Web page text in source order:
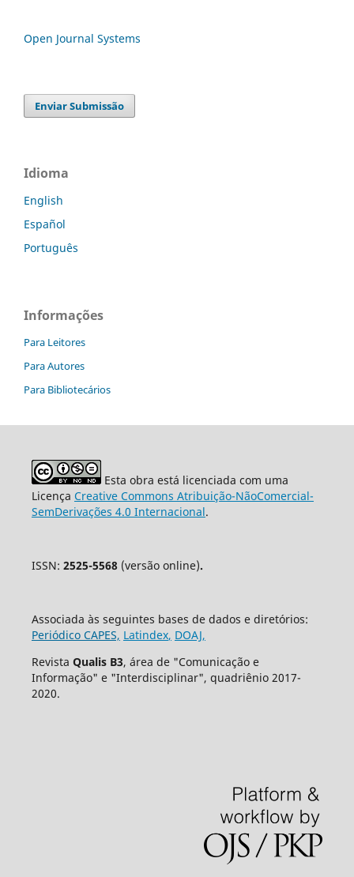
Open Journal Systems
Enviar Submissão
Idioma
English
Español
Português
Informações
Para Leitores
Para Autores
Para Bibliotecários
Esta obra está licenciada com uma
Licença Creative Commons Atribuição-NãoComercial-
SemDerivações 4.0 Internacional.
ISSN: 2525-5568(versão online).
Associada às seguintes bases de dados e diretórios:
Periódico CAPES, Latindex, DOAJ,
Revista Qualis B3, área de "Comunicação e
Informação" e "Interdisciplinar", quadriênio 2017-
2020.